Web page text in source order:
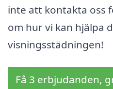
inte att kontakta oss
om hur vi kan hjälpa
visningsstädningen!
Få 3 erbjudanden,